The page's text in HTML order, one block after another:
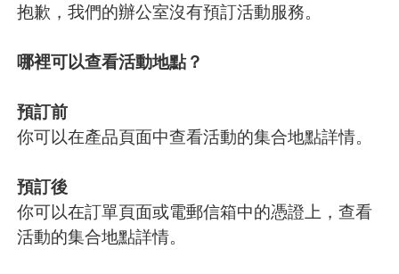
抱歉，我們的辦公室沒有預訂活動服務。
哪裡可以查看活動地點？
預訂前
你可以在產品頁面中查看活動的集合地點詳情。
預訂後
你可以在訂單頁面或電郵信箱中的憑證上，查看
活動的集合地點詳情。